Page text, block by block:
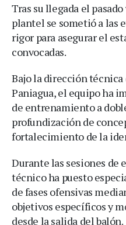
Tras su llegada el
plantel se sometió a las
rigor para asegurar el
convocadas.
Bajo la dirección técnica
Paniagua, el equipo ha
de entrenamiento a
profundización de
fortalecimiento de la
Durante las sesiones
técnico ha puesto
de fases ofensivas
objetivos específicos y
desde la salida del balón.